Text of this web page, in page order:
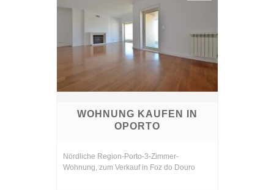
WOHNUNG KAUFEN IN
OPORTO
Nördliche Region-Porto-3-Zimmer-
Wohnung, zum Verkauf in Foz do Douro